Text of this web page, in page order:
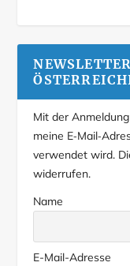
Mit der
meine
verwendet wird.
widerrufen.
Name
E-Mail-Adresse